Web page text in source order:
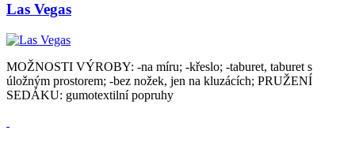
Las Vegas
MOŽNOSTI VÝROBY: -na míru; -křeslo; -taburet, taburet s
úložným prostorem; -bez nožek, jen na kluzácích; PRUŽENÍ
SEDÁKU: gumotextilní popruhy